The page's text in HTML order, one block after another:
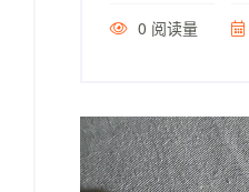
0 阅读量